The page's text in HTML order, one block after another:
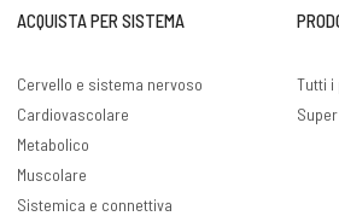
ACQUISTA PER SISTEMA
Cervello e sistema nervoso
Cardiovascolare
Metabolico
Muscolare
Sistemica e connettiva
Tutti i